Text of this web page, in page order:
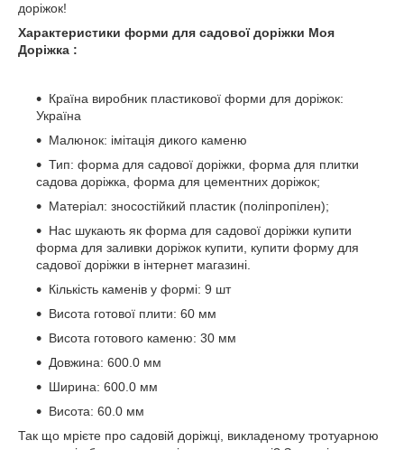
доріжок!
Характеристики форми для садової доріжки Моя
Доріжка :
Країна виробник пластикової форми для доріжок:
Україна
Малюнок: імітація дикого каменю
Тип: форма для садової доріжки, форма для плитки
садова доріжка, форма для цементних доріжок;
Матеріал: зносостійкий пластик (поліпропілен);
Нас шукають як форма для садової доріжки купити
форма для заливки доріжок купити, купити форму для
садової доріжки в інтернет магазині.
Кількість каменів у формі: 9 шт
Висота готової плити: 60 мм
Висота готового каменю: 30 мм
Довжина: 600.0 мм
Ширина: 600.0 мм
Висота: 60.0 мм
Так що мрієте про садовій доріжці, викладеному тротуарною